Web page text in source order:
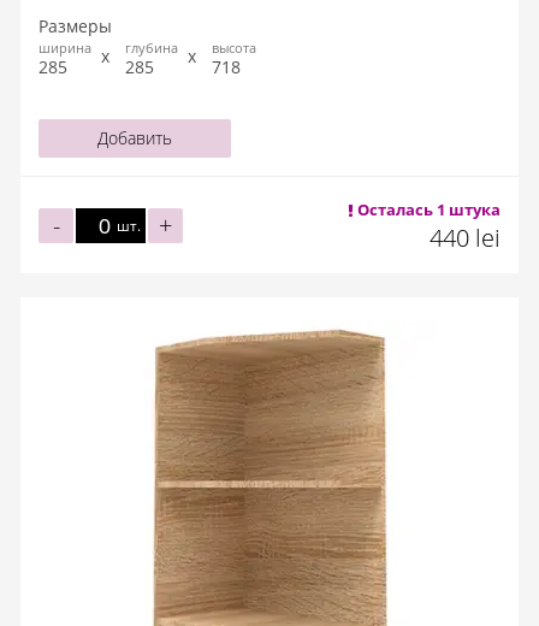
Размеры
ширина
285
глубина
285
высота
718
Добавить
шт. +
- Осталась 1 штука
440 lei